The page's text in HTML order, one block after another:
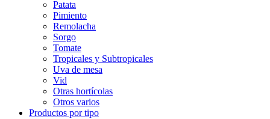
Patata
Pimiento
Remolacha
Sorgo
Tomate
Tropicales y Subtropicales
Uva de mesa
Vid
Otras hortícolas
Otros varios
Productos por tipo